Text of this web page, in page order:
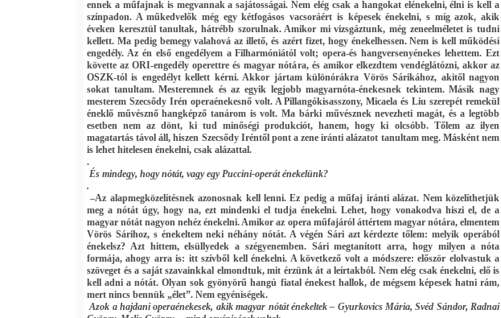
ennek a műfajnak is megvannak a sajátosságai. Nem elég csak a hangokat elénekelni, élni is kell a
színpadon. A műkedvelők még egy kétfogásos vacsoráért is képesek énekelni, s míg azok, akik
éveken keresztül tanultak, hátrébb szorulnak. Amikor mi vizsgáztunk, még zeneelméletet is tudni
kellett. Ma pedig bemegy valahová az illető, és azért fizet, hogy énekelhessen. Nem is kell működési
engedély. Az én első engedélyem a Filharmóniától volt; opera-és hangversenyénekes lehettem. Ezt
követte az ORI-engedély operettre és magyar nótára, és amikor elkezdtem vendéglátózni, akkor az
OSZK-tól is engedélyt kellett kérni. Akkor jártam különórákra Vörös Sárikához, akitől nagyon
sokat tanultam. Mesteremnek és az egyik legjobb magyarnóta-énekesnek tekintem. Másik nagy
mesterem Szecsődy Irénoperaénekesnő volt. A Pillangókisasszony, Micaela és Liu szerepét remekül
éneklő művésznő hangképző tanárom is volt. Ma bárki művésznek nevezheti magát, és a legtöbb
esetben nem az dönt, ki tud minőségi produkciót, hanem, hogy ki olcsóbb. Tőlem az ilyen
magatartás távol áll, hiszen Szecsődy Iréntől pont a zene iránti alázatot tanultam meg. Másként nem
is lehet hitelesen énekelni, csak alázattal.
.
És mindegy, hogy nótát, vagy egy Puccini-operát énekelünk?
.
–Az alapmegközelítésnek azonosnak kell lenni. Ez pedig a műfaj iránti alázat. Nem közelíthetjük
meg a nótát úgy, hogy na, ezt mindenki el tudja énekelni. Lehet, hogy vonakodva hiszi el, de a
magyar nótát nagyon nehéz énekelni. Amikor az opera műfajáról áttértem magyar nótára, elmentem
Vörös Sárihoz, s énekeltem neki néhány nótát. A végén Sári azt kérdezte tőlem: melyik operából
énekelsz? Azt hittem, elsüllyedek a szégyenemben. Sári megtanított arra, hogy milyen a nóta
formája, ahogy arra is: itt szívből kell énekelni. A következő volt a módszere: először elolvastuk a
szöveget és a saját szavainkkal elmondtuk, mit érzünk át a leírtakból. Nem elég csak énekelni, elő is
kell adni a nótát. Olyan sok gyönyörű hangú fiatal énekest hallok, de mégsem képesek hatni rám,
mert nincs bennük „élet”. Nem egyéniségek.
Azok a hajdani operaénekesek, akik magyar nótát énekeltek – Gyurkovics Mária, Svéd Sándor, Radnai